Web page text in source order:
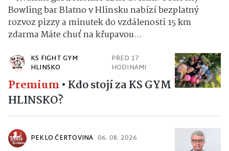
Bowling bar Blatno v Hlinsku nabízí bezplatný
rozvoz pizzy a minutek do vzdálenosti 15 km
zdarma Máte chuť na křupavou...
KS FIGHT GYM
HLINSKO
PŘED 17
HODINAMI
Premium • Kdo stojí za KS GYM
HLINSKO?
PEKLO ČERTOVINA 06. 08. 2026